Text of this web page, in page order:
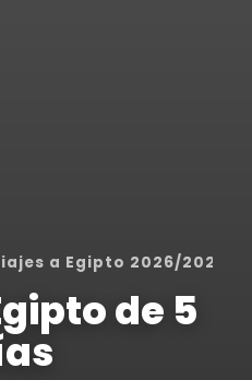
a Egipto 2026/2027
de 5